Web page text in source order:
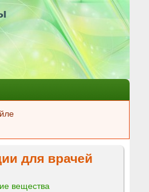
для врачей
вещества